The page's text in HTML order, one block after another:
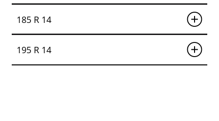
185 R 14
195 R 14